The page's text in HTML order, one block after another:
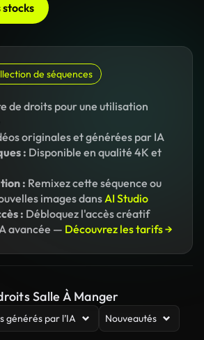
stocks
de séquences
de droits pour une utilisation
originales et générées par IA
: Disponible en qualité 4K et
: Remixez cette séquence ou
images dansAI Studio
: Débloquez l'accès créatif
avancée — Découvrez les tarifs →
Salle À Manger
générés par l’IA Nouveautés